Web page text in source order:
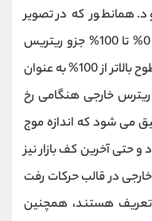
همانطور که در تصویر
فوق مشاهده می کنید، سطوح بین 0% تا 100% جزو ریتریس
های داخلی محسوب می شوند؛ در سطوح بالاتر از 100% به عنوان
خارجی هنگامی رخ
می شود که اندازه موج
آخرین کف بازار نیز
در قالب حرکات رفت
تعریف هستند، همچنین